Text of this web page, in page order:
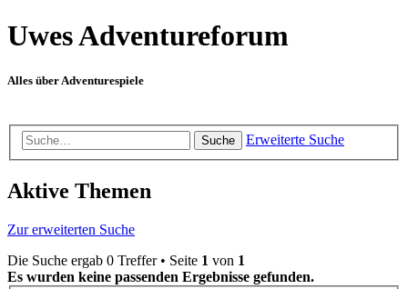
Uwes Adventureforum
Alles über Adventurespiele
Suche Erweiterte Suche
Aktive Themen
Zur erweiterten Suche
Die Suche ergab 0 Treffer • Seite 1 von 1
Es wurden keine passenden Ergebnisse gefunden.